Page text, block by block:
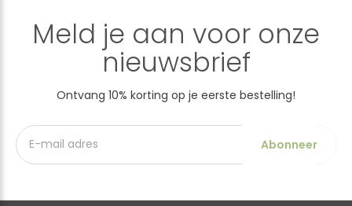
Meld je aan voor onze
nieuwsbrief
Ontvang 10% korting op je eerste bestelling!
Abonneer